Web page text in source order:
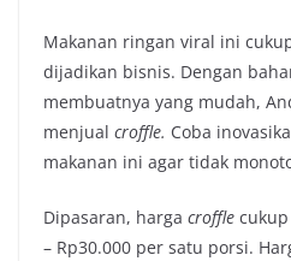
Makanan ringan viral ini
dijadikan bisnis. Dengan
membuatnya yang mudah,
menjual croffle. Coba
makanan ini agar tidak
Dipasaran, harga croffle
– Rp30.000 per satu porsi.